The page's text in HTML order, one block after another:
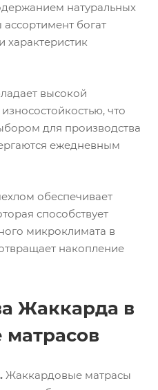
натуральных
богат
характеристик
высокой
что
для производства
ежедневным
обеспечивает
способствует
микроклимата в
накопление
Жаккарда в
матрасов
Жаккардовые матрасы